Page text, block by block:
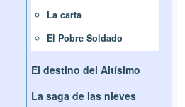
La carta
El Pobre Soldado
El destino del Altísimo
La saga de las nieves